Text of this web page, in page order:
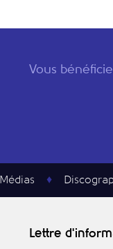
Vous
Médias
Lettre